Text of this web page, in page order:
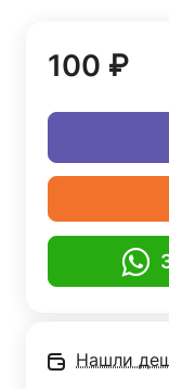
100 ₽
Нашли